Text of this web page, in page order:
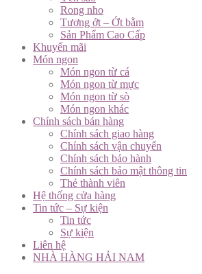
Rong nho
Tương ớt – Ớt bằm
Sản Phẩm Cao Cấp
Khuyến mãi
Món ngon
Món ngon từ cá
Món ngon từ mực
Món ngon từ sò
Món ngon khác
Chính sách bán hàng
Chính sách giao hàng
Chính sách vận chuyển
Chính sách bảo hành
Chính sách bảo mật thông tin
Thẻ thành viên
Hệ thống cửa hàng
Tin tức – Sự kiện
Tin tức
Sự kiện
Liên hệ
NHÀ HÀNG HẢI NAM